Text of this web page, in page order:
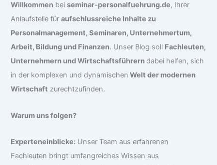
Willkommen beiseminar-personalfuehrung.de, Ihrer
Anlaufstelle füraufschlussreiche Inhalte zu
Personalmanagement, Seminaren, Unternehmertum,
Arbeit, Bildung und Finanzen. Unser Blog soll Fachleuten,
Unternehmern und Wirtschaftsführern dabei helfen, sich
in der komplexen und dynamischen Welt der modernen
Wirtschaft zurechtzufinden.
Warum uns folgen?
Experteneinblicke: Unser Team aus erfahrenen
Fachleuten bringt umfangreiches Wissen aus